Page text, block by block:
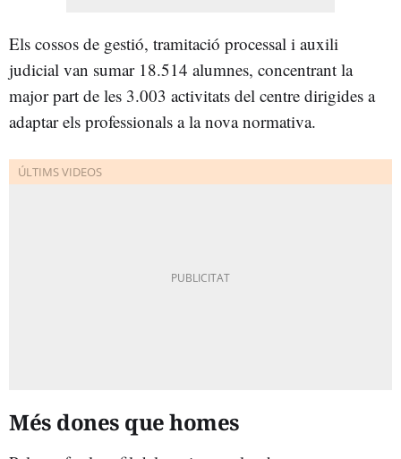
Els cossos de gestió, tramitació processal i auxili
judicial van sumar 18.514 alumnes, concentrant la
major part de les 3.003 activitats del centre dirigides a
adaptar els professionals a la nova normativa.
Més dones que homes